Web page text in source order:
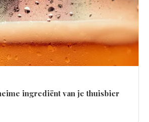
ingrediënt van je thuisbier